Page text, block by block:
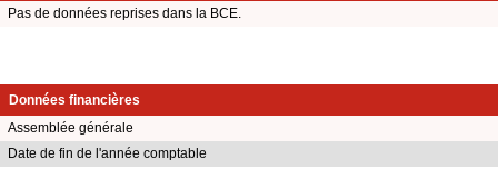
Pas de données reprises dans la BCE.
Données financières
Assemblée générale
Date de fin de l'année comptable